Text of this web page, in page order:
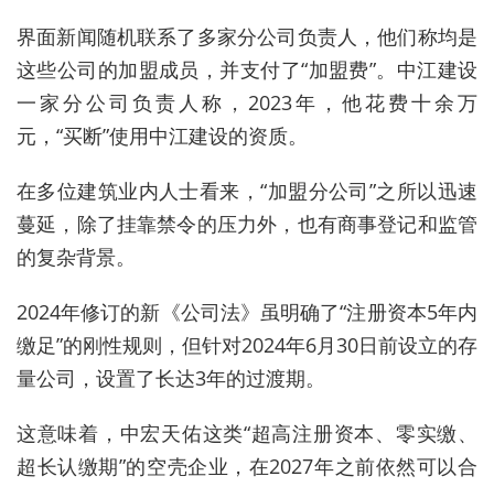
界面新闻随机联系了多家分公司负责人，他们称均是
这些公司的加盟成员，并支付了“加盟费”。中江建设
一家分公司负责人称，2023年，他花费十余万
元，“买断”使用中江建设的资质。
在多位建筑业内人士看来，“加盟分公司”之所以迅速
蔓延，除了挂靠禁令的压力外，也有商事登记和监管
的复杂背景。
2024年修订的新《公司法》虽明确了“注册资本5年内
缴足”的刚性规则，但针对2024年6月30日前设立的存
量公司，设置了长达3年的过渡期。
这意味着，中宏天佑这类“超高注册资本、零实缴、
超长认缴期”的空壳企业，在2027年之前依然可以合